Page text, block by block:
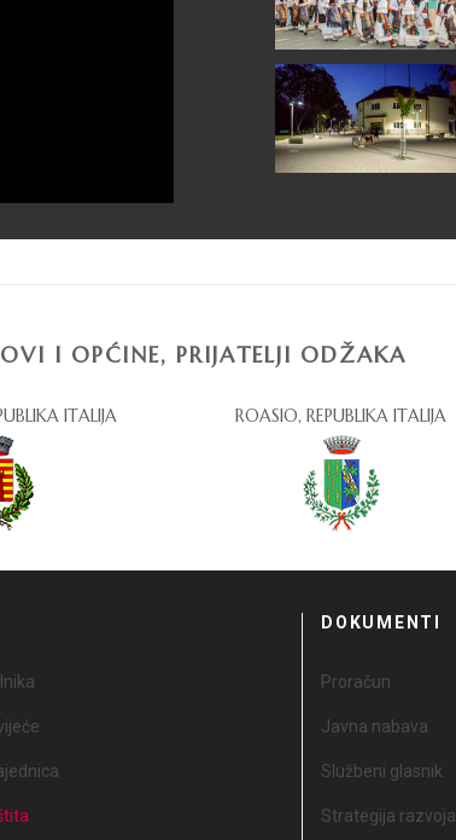
I OPĆINE, PRIJATELJI ODŽAKA
ITALIJA ROASIO, REPUBLIKA ITALIJA
DOKUMENTI
Proračun
Javna nabava
Službeni glasnik
Strategija razvoja